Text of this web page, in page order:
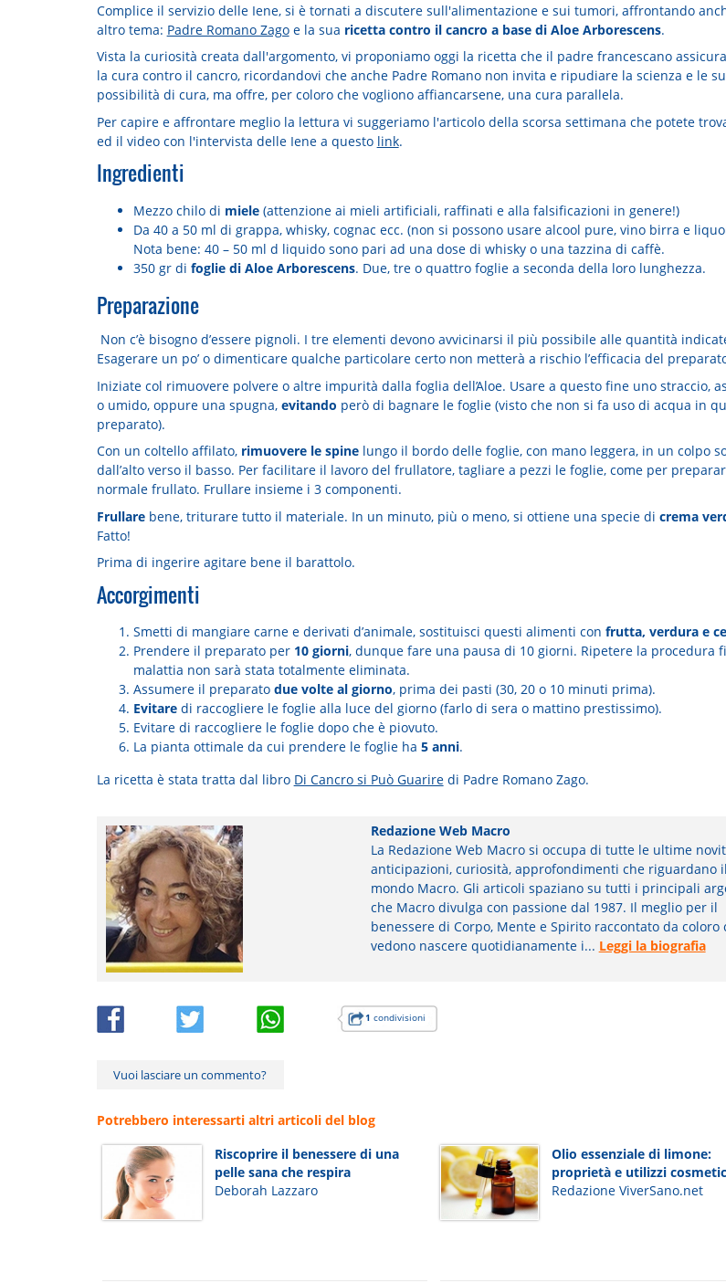
Complice il servizio delle Iene, si è tornati a discutere sull'alimentazione e sui tumori, affrontando
altro tema: Padre Romano Zagoe la sua ricetta contro il cancro a base di Aloe Arborescens.
Vista la curiosità creata dall'argomento, vi proponiamo oggi la ricetta che il padre francescano
la cura contro il cancro, ricordandovi che anche Padre Romano non invita e ripudiare la scienza e le
possibilità di cura, ma offre, per coloro che vogliono affiancarsene, una cura parallela.
Per capire e affrontare meglio la lettura vi suggeriamo l'articolo della scorsa settimana che potete
ed il video con l'intervista delle Iene a questo link.
Ingredienti
Mezzo chilo di miele(attenzione ai mieli artificiali, raffinati e alla falsificazioni in genere!)
Da 40 a 50 ml di grappa, whisky, cognac ecc. (non si possono usare alcool pure, vino birra e
Nota bene: 40 – 50 ml d liquido sono pari ad una dose di whisky o una tazzina di caffè.
350 gr di foglie di Aloe Arborescens. Due, tre o quattro foglie a seconda della loro lunghezza.
Preparazione
Non c’è bisogno d’essere pignoli. I tre elementi devono avvicinarsi il più possibile alle quantità
Esagerare un po’ o dimenticare qualche particolare certo non metterà a rischio l’efficacia del
Iniziate col rimuovere polvere o altre impurità dalla foglia dell’Aloe. Usare a questo fine uno straccio,
o umido, oppure una spugna, evitando però di bagnare le foglie (visto che non si fa uso di acqua in
preparato).
Con un coltello affilato, rimuovere le spinelungo il bordo delle foglie, con mano leggera, in un colpo
dall’alto verso il basso. Per facilitare il lavoro del frullatore, tagliare a pezzi le foglie, come per
normale frullato. Frullare insieme i 3 componenti.
Frullarebene, triturare tutto il materiale. In un minuto, più o meno, si ottiene una specie di crema
Fatto!
Prima di ingerire agitare bene il barattolo.
Accorgimenti
Smetti di mangiare carne e derivati d’animale, sostituisci questi alimenti con frutta, verdura e
Prendere il preparato per 10 giorni, dunque fare una pausa di 10 giorni. Ripetere la procedura
malattia non sarà stata totalmente eliminata.
Assumere il preparato due volte al giorno, prima dei pasti (30, 20 o 10 minuti prima).
Evitaredi raccogliere le foglie alla luce del giorno (farlo di sera o mattino prestissimo).
Evitare di raccogliere le foglie dopo che è piovuto.
La pianta ottimale da cui prendere le foglie ha 5 anni.
La ricetta è stata tratta dal libro Di Cancro si Può Guariredi Padre Romano Zago.
Redazione Web Macro
La Redazione Web Macro si occupa di tutte le ultime
anticipazioni, curiosità, approfondimenti che riguardano il
mondo Macro. Gli articoli spaziano su tutti i principali
che Macro divulga con passione dal 1987. Il meglio per il
benessere di Corpo, Mente e Spirito raccontato da coloro
vedono nascere quotidianamente i... Leggi la biografia
1 condivisioni
Vuoi lasciare un commento?
Potrebbero interessarti altri articoli del blog
Riscoprire il benessere di una
pelle sana che respira
Deborah Lazzaro
Olio essenziale di limone:
proprietà e utilizzi
Redazione ViverSano.net